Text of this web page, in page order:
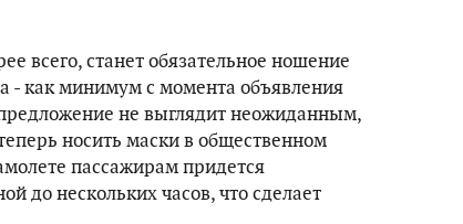
всего, станет обязательное ношение
- как минимум с момента объявления
не выглядит неожиданным,
носить маски в общественном
пассажирам придется
до нескольких часов, что сделает